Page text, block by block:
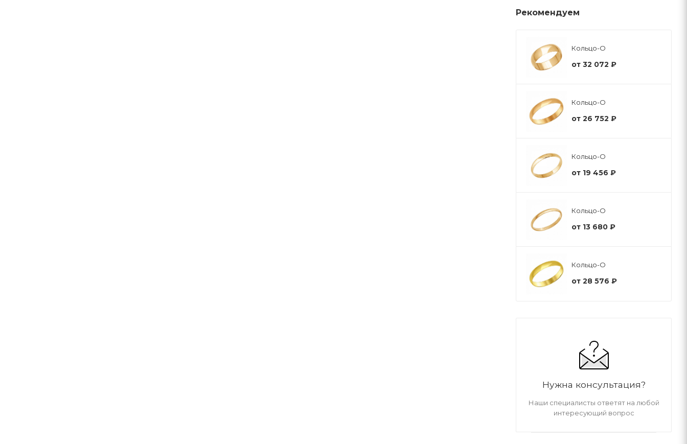
Рекомендуем
Кольцо-О
от 32 072 ₽
Кольцо-О
от 26 752 ₽
Кольцо-О
от 19 456 ₽
Кольцо-О
от 13 680 ₽
Кольцо-О
от 28 576 ₽
Нужна консультация?
Наши специалисты ответят на любой
интересующий вопрос